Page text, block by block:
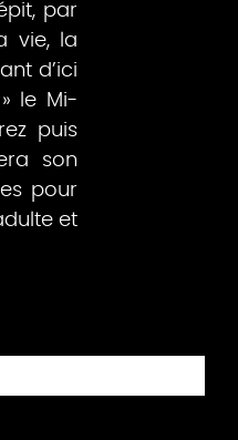
par
vie, la
d’ici
le Mi-
puis
son
pour
et